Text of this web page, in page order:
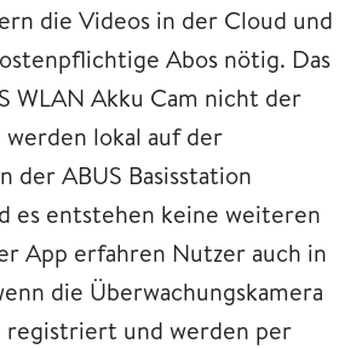
die Videos in der Cloud und
Abos nötig. Das
WLAN Akku Cam nicht der
werden lokal auf der
der ABUS Basisstation
es entstehen keine weiteren
App erfahren Nutzer auch in
die Überwachungskamera
registriert und werden per